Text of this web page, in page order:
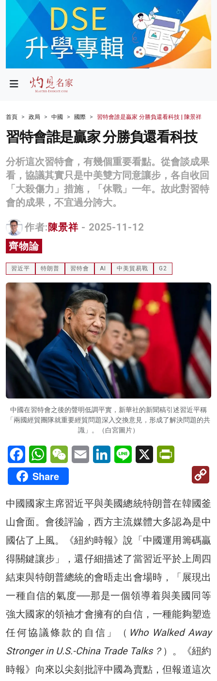
政局
財經
生活
商業
科技
名家榜
灼見活動
關於我們
首頁 政局 中國 國際 習特會誰是贏家 分勝負還看科技 | 陳景祥
習特會誰是贏家 分勝負還看科技
分析這次習特會，有幾個重要看點。從會談成果
看，協議其實只是中美雙方同意讓步，各自收回
「大殺傷力」措施，「休戰」一年。故此對習特
會的成果，不宜過分誇大。
作者: 陳景祥 - 2025-11-12
齊物論
習近平 特朗普 習特會 AI 中美貿易戰 G2
中國在習特會之後的聲明低調平實，新華社的新聞稿引述習近平稱
「兩國經貿團隊就重要經貿問題深入交換意見，形成了解決問題的共
識」。（白宮圖片）
FacebookWhatsAppWeChatEmail LinkedInLine X
Share
中國國家主席習近平與美國總統特朗普在韓國釜
山會面。會後評論，西方主流媒體大多認為是中
國佔了上風。《紐約時報》說「中國運用籌碼贏
得關鍵讓步」，還仔細描述了當習近平於上周四
結束與特朗普總統的會晤走出會場時，「展現出
一種自信的氣度──那是一個領導着與美國同等
強大國家的領袖才會擁有的自信，一種能夠塑造
任何協議條款的自信」（ Who Walked Away
Stronger in U.S.-China Trade Talks？ ）。《紐約
時報》向來以尖刻批評中國為賣點，但報道這次